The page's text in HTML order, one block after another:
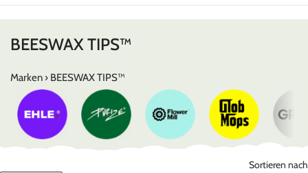
BEESWAX TIPS™
Marken › BEESWAX TIPS™
Sortieren nach